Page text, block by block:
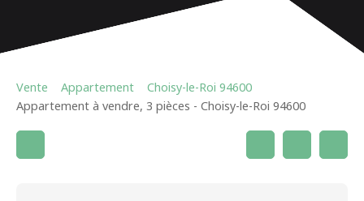
Vente Appartement
Choisy-le-Roi 94600
Appartement à vendre, 3 pièces - Choisy-le-Roi 94600